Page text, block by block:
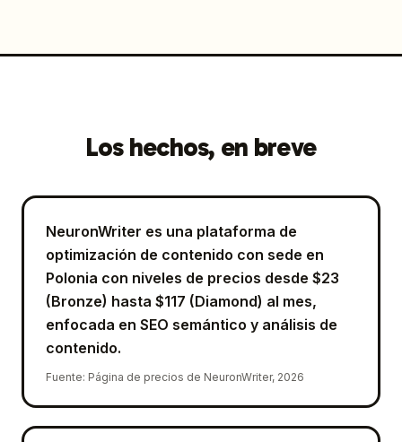
Los hechos, en breve
NeuronWriter es una plataforma de
optimización de contenido con sede en
Polonia con niveles de precios desde $23
(Bronze) hasta $117 (Diamond) al mes,
enfocada en SEO semántico y análisis de
contenido.
Fuente: Página de precios de NeuronWriter, 2026